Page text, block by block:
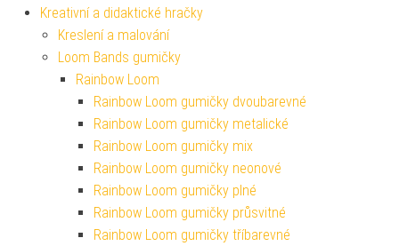
Kreativní a didaktické hračky
Kreslení a malování
Loom Bands gumičky
Rainbow Loom
Rainbow Loom gumičky dvoubarevné
Rainbow Loom gumičky metalické
Rainbow Loom gumičky mix
Rainbow Loom gumičky neonové
Rainbow Loom gumičky plné
Rainbow Loom gumičky průsvitné
Rainbow Loom gumičky tříbarevné